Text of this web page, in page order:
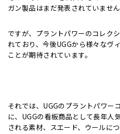
ガン製品はまだ発表されていません
ですが、プラントパワーのコレク
れており、今後UGGから様々なヴ
ことが期待されています。
それでは、UGGのプラントパワー
に、UGGの看板商品として長年人
される素材、スエード、ウールに